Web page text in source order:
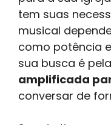
tem suas
musical
como potência
sua busca é pela
amplificada
conversar de